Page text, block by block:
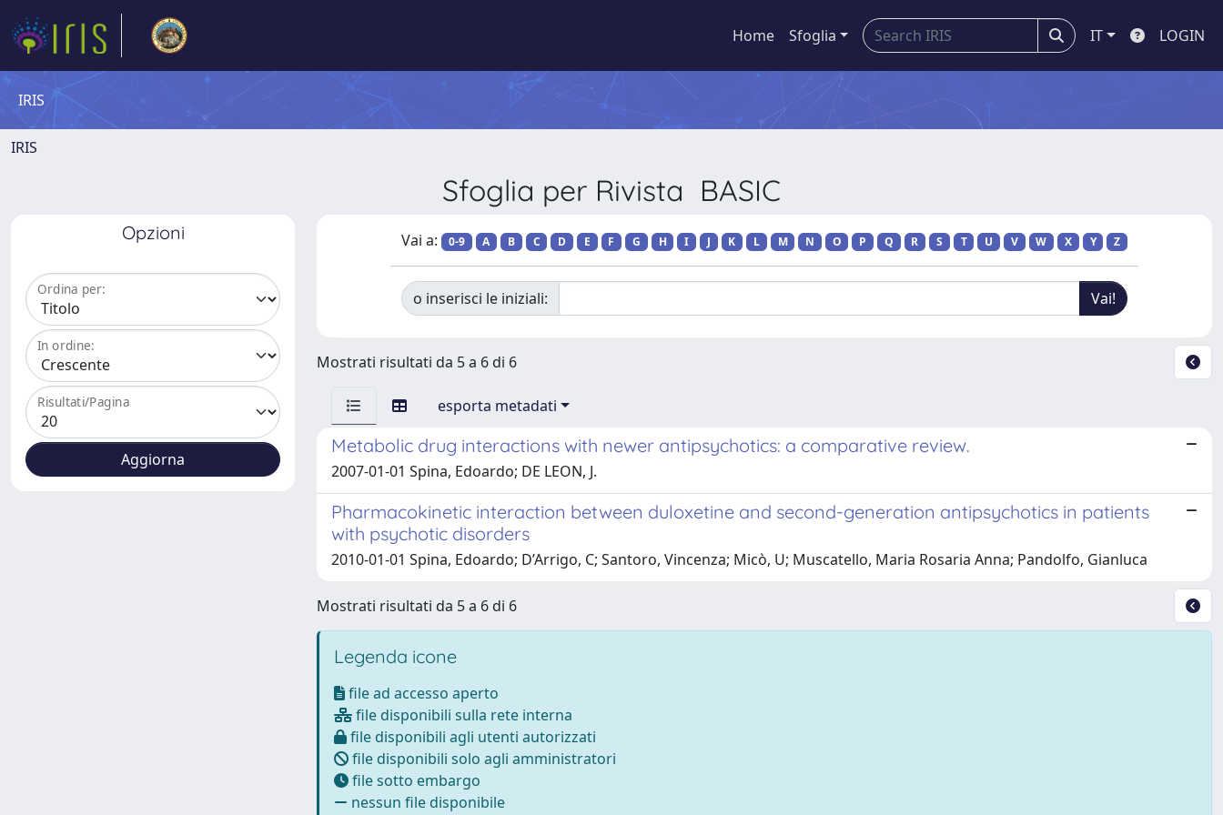
Home Sfoglia IT LOGIN
IRIS
IRIS
Sfoglia per Rivista BASIC
Opzioni
Ordina per:
In ordine:
Risultati/Pagina
Vai a: 0-9 A B C D E F G H I J K L M N O P Q R S T U V W X Y Z
o inserisci le iniziali:
Mostrati risultati da 5 a 6 di 6
esporta metadati
Metabolic drug interactions with newer antipsychotics: a comparative review.
2007-01-01 Spina, Edoardo; DE LEON, J.
Pharmacokinetic interaction between duloxetine and second-generation antipsychotics in patients
with psychotic disorders
2010-01-01 Spina, Edoardo; D’Arrigo, C; Santoro, Vincenza; Micò, U; Muscatello, Maria Rosaria Anna; Pandolfo, Gianluca
Mostrati risultati da 5 a 6 di 6
Legenda icone
file ad accesso aperto
file disponibili sulla rete interna
file disponibili agli utenti autorizzati
file disponibili solo agli amministratori
file sotto embargo
nessun file disponibile